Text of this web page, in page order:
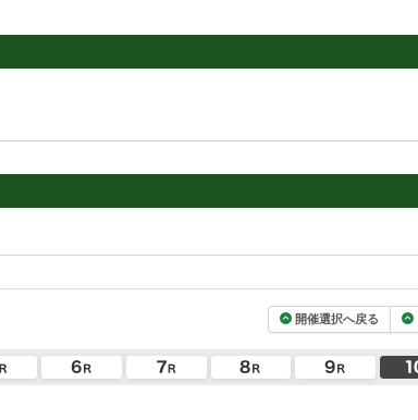
開催選択へ戻る